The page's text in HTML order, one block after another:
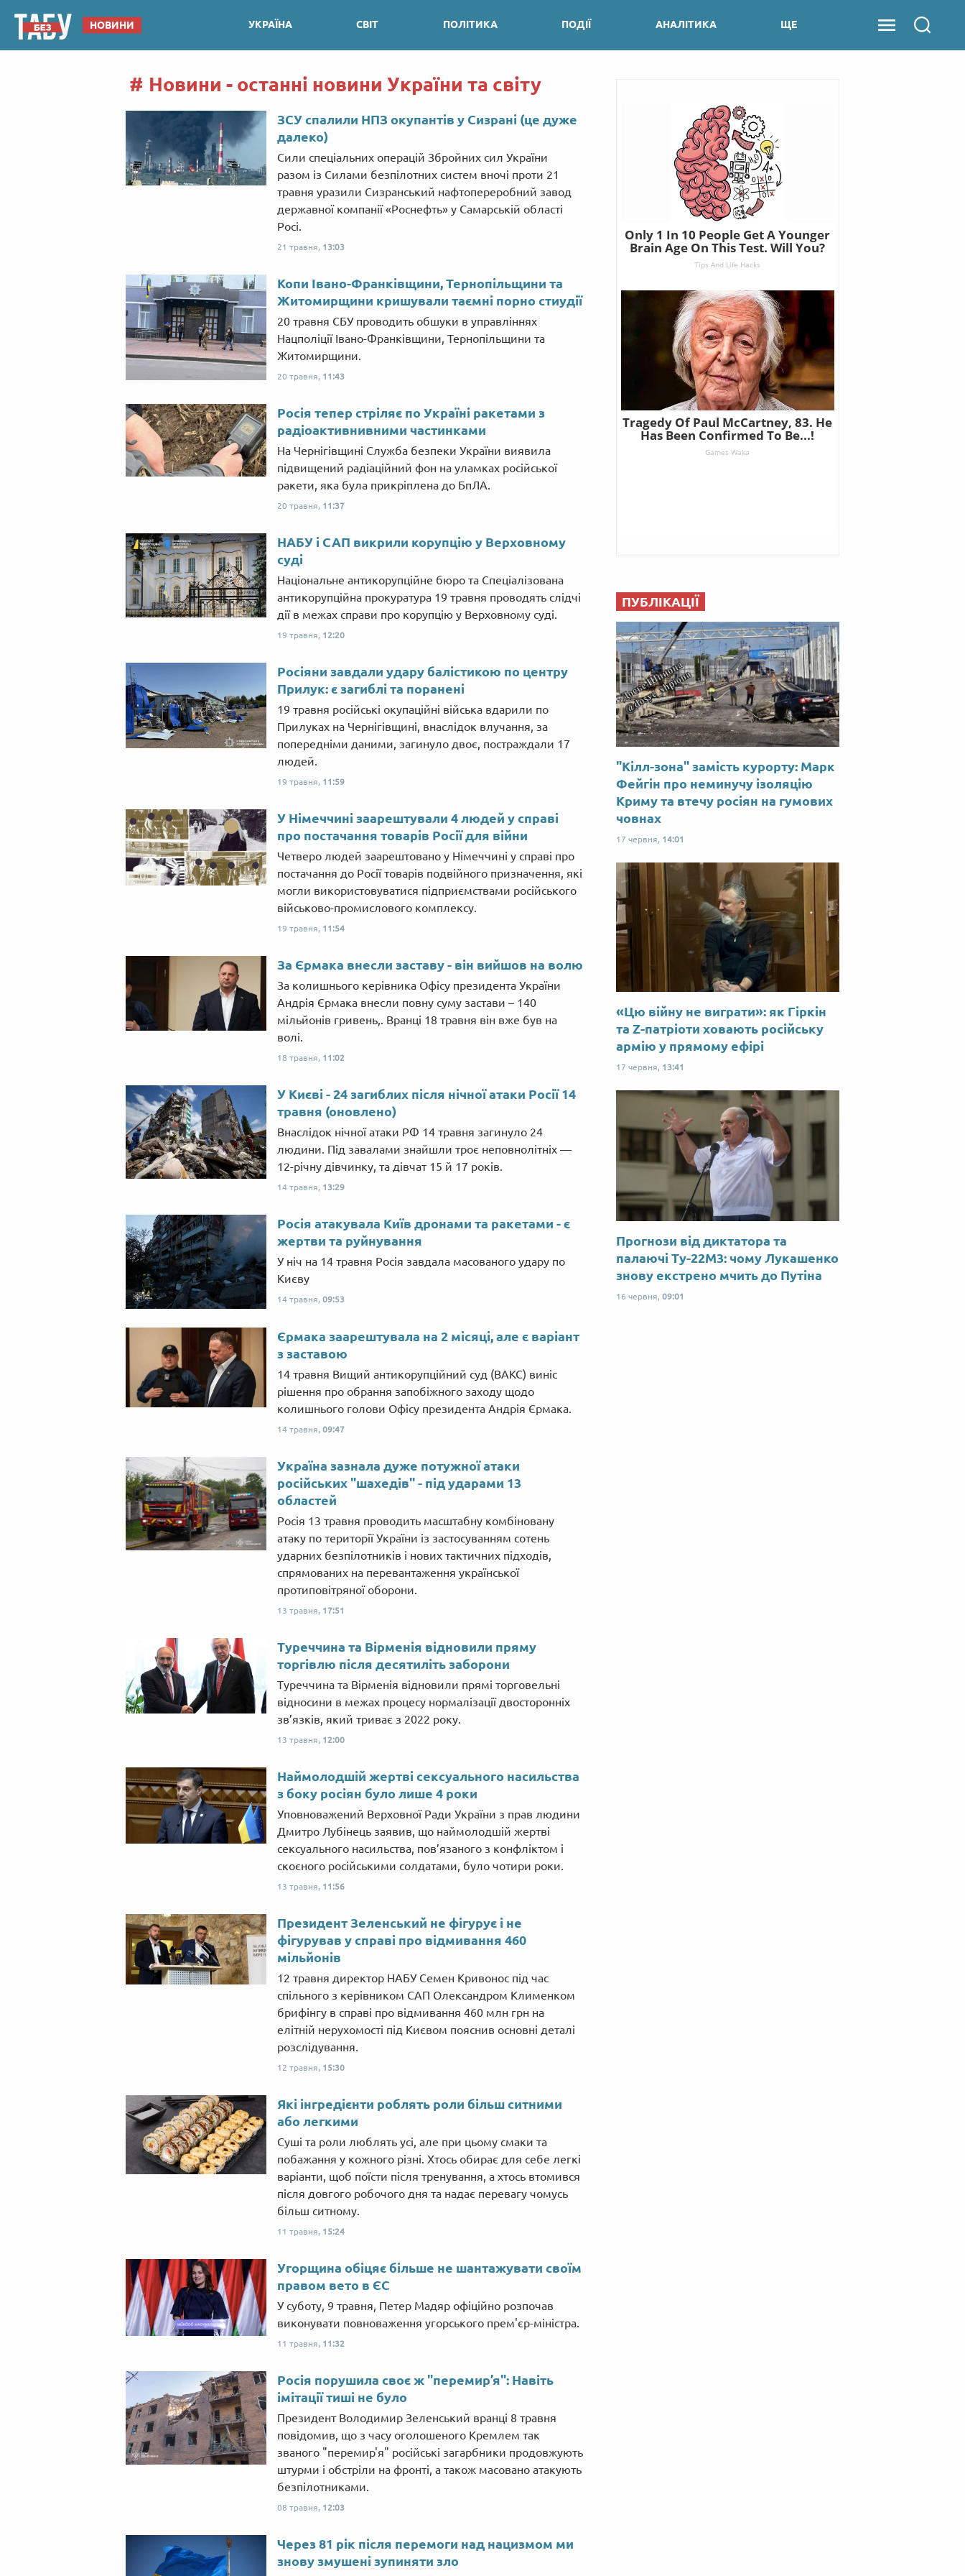
НОВИНИ УКРАЇНА СВІТ ПОЛІТИКА ПОДІЇ АНАЛІТИКА ЩЕ
Новини - останні новини України та світу
ЗСУ спалили НПЗ окупантів у Сизрані (це дуже
далеко)
Сили спеціальних операцій Збройних сил України
разом із Силами безпілотних систем вночі проти 21
травня уразили Сизранський нафтопереробний завод
державної компанії «Роснефть» у Самарській області
Росі.
21 травня, 13:03
Копи Івано-Франківщини, Тернопільщини та
Житомирщини кришували таємні порно стиудії
20 травня СБУ проводить обшуки в управліннях
Нацполіції Івано-Франківщини, Тернопільщини та
Житомирщини.
20 травня, 11:43
Росія тепер стріляє по Україні ракетами з
радіоактивнивними частинками
На Чернігівщині Служба безпеки України виявила
підвищений радіаційний фон на уламках російської
ракети, яка була прикріплена до БпЛА.
20 травня, 11:37
НАБУ і САП викрили корупцію у Верховному
суді
Національне антикорупційне бюро та Спеціалізована
антикорупційна прокуратура 19 травня проводять слідчі
дії в межах справи про корупцію у Верховному суді.
19 травня, 12:20
Росіяни завдали удару балістикою по центру
Прилук: є загиблі та поранені
19 травня російські окупаційні війська вдарили по
Прилуках на Чернігівщині, внаслідок влучання, за
попередніми даними, загинуло двоє, постраждали 17
людей.
19 травня, 11:59
У Німеччині заарештували 4 людей у справі
про постачання товарів Росії для війни
Четверо людей заарештовано у Німеччині у справі про
постачання до Росії товарів подвійного призначення, які
могли використовуватися підприємствами російського
військово-промислового комплексу.
19 травня, 11:54
За Єрмака внесли заставу - він вийшов на волю
За колишнього керівника Офісу президента України
Андрія Єрмака внесли повну суму застави – 140
мільйонів гривень,. Вранці 18 травня він вже був на
волі.
18 травня, 11:02
У Києві - 24 загиблих після нічної атаки Росії 14
травня (оновлено)
Внаслідок нічної атаки РФ 14 травня загинуло 24
людини. Під завалами знайшли троє неповнолітніх —
12-річну дівчинку, та дівчат 15 й 17 років.
14 травня, 13:29
Росія атакувала Київ дронами та ракетами - є
жертви та руйнування
У ніч на 14 травня Росія завдала масованого удару по
Києву
14 травня, 09:53
Єрмака заарештувала на 2 місяці, але є варіант
з заставою
14 травня Вищий антикорупційний суд (ВАКС) виніс
рішення про обрання запобіжного заходу щодо
колишнього голови Офісу президента Андрія Єрмака.
14 травня, 09:47
Україна зазнала дуже потужної атаки
російських "шахедів" - під ударами 13
областей
Росія 13 травня проводить масштабну комбіновану
атаку по території України із застосуванням сотень
ударних безпілотників і нових тактичних підходів,
спрямованих на перевантаження української
протиповітряної оборони.
13 травня, 17:51
Туреччина та Вірменія відновили пряму
торгівлю після десятиліть заборони
Туреччина та Вірменія відновили прямі торговельні
відносини в межах процесу нормалізації двосторонніх
зв’язків, який триває з 2022 року.
13 травня, 12:00
Наймолодшій жертві сексуального насильства
з боку росіян було лише 4 роки
Уповноважений Верховної Ради України з прав людини
Дмитро Лубінець заявив, що наймолодшій жертві
сексуального насильства, пов’язаного з конфліктом і
скоєного російськими солдатами, було чотири роки.
13 травня, 11:56
Президент Зеленський не фігурує і не
фігурував у справі про відмивання 460
мільйонів
12 травня директор НАБУ Семен Кривонос під час
спільного з керівником САП Олександром Клименком
брифінгу в справі про відмивання 460 млн грн на
елітній нерухомості під Києвом пояснив основні деталі
розслідування.
12 травня, 15:30
Які інгредієнти роблять роли більш ситними
або легкими
Суші та роли люблять усі, але при цьому смаки та
побажання у кожного різні. Хтось обирає для себе легкі
варіанти, щоб поїсти після тренування, а хтось втомився
після довгого робочого дня та надає перевагу чомусь
більш ситному.
11 травня, 15:24
Угорщина обіцяє більше не шантажувати своїм
правом вето в ЄС
У суботу, 9 травня, Петер Мадяр офіційно розпочав
виконувати повноваження угорського прем'єр-міністра.
11 травня, 11:32
Росія порушила своє ж "перемир’я": Навіть
імітації тиші не було
Президент Володимир Зеленський вранці 8 травня
повідомив, що з часу оголошеного Кремлем так
званого "перемир'я" російські загарбники продовжують
штурми і обстріли на фронті, а також масовано атакують
безпілотниками.
08 травня, 12:03
Через 81 рік після перемоги над нацизмом ми
знову змушені зупиняти зло
ПУБЛІКАЦІЇ
"Кілл-зона" замість курорту: Марк
Фейгін про неминучу ізоляцію
Криму та втечу росіян на гумових
човнах
17 червня, 14:01
«Цю війну не виграти»: як Гіркін
та Z-патріоти ховають російську
армію у прямому ефірі
17 червня, 13:41
Прогнози від диктатора та
палаючі Ту-22М3: чому Лукашенко
знову екстрено мчить до Путіна
16 червня, 09:01